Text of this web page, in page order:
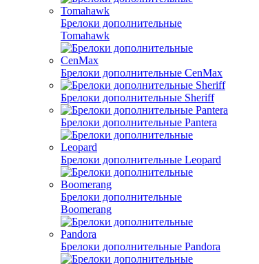
Брелоки дополнительные
Tomahawk
Брелоки дополнительные CenMax
Брелоки дополнительные Sheriff
Брелоки дополнительные Pantera
Брелоки дополнительные Leopard
Брелоки дополнительные
Boomerang
Брелоки дополнительные Pandora